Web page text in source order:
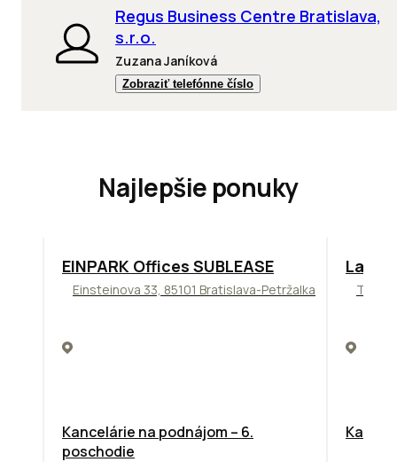
Regus Business Centre Bratislava,
s.r.o.
Zuzana Janíková
Zobraziť telefónne číslo
Najlepšie ponuky
TOP ODPORÚČAME
EINPARK Offices SUBLEASE
Einsteinova 33, 85101 Bratislava-Petržalka
Kancelárie na podnájom – 6.
poschodie